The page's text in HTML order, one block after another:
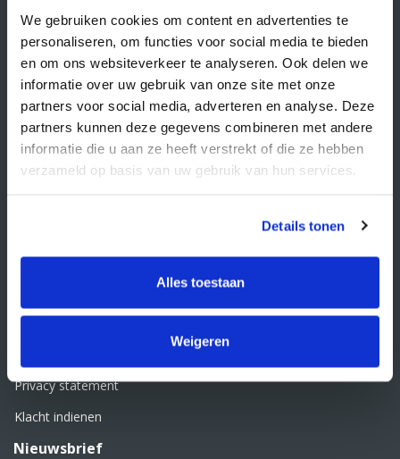
We gebruiken cookies om content en advertenties te
personaliseren, om functies voor social media te bieden
en om ons websiteverkeer te analyseren. Ook delen we
informatie over uw gebruik van onze site met onze
partners voor social media, adverteren en analyse. Deze
partners kunnen deze gegevens combineren met andere
informatie die u aan ze heeft verstrekt of die ze hebben
verzameld op basis van uw gebruik van hun services.
Details tonen
Alles toestaan
Weigeren
Contactgegevens
Supply Service B.V.
Nijverheidsstraat 25-K
3861 RJ Nijkerk
+31 33 468 13 42
KvK nummer: 66384737
BTW nummer: NL856526605B01
Over Supply Service B.V.
Retourbeleid
Privacy statement
Klacht indienen
Nieuwsbrief